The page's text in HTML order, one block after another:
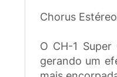
Chorus
O CH-1
gerando um